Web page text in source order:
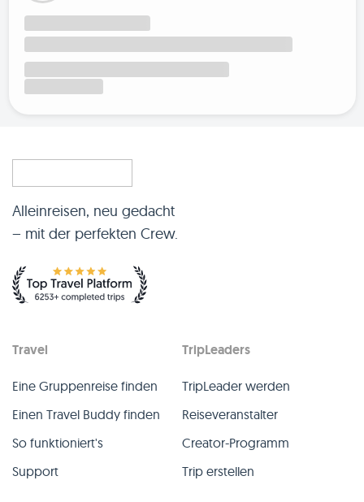
Alleinreisen, neu gedacht
– mit der perfekten Crew.
Travel
Eine Gruppenreise finden
Einen Travel Buddy finden
So funktioniert's
Support
TripLeaders
TripLeader werden
Reiseveranstalter
Creator-Programm
Trip erstellen